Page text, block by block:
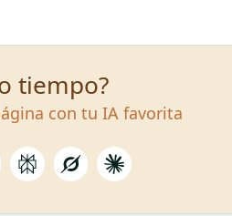
tiempo?
con tu IA favorita